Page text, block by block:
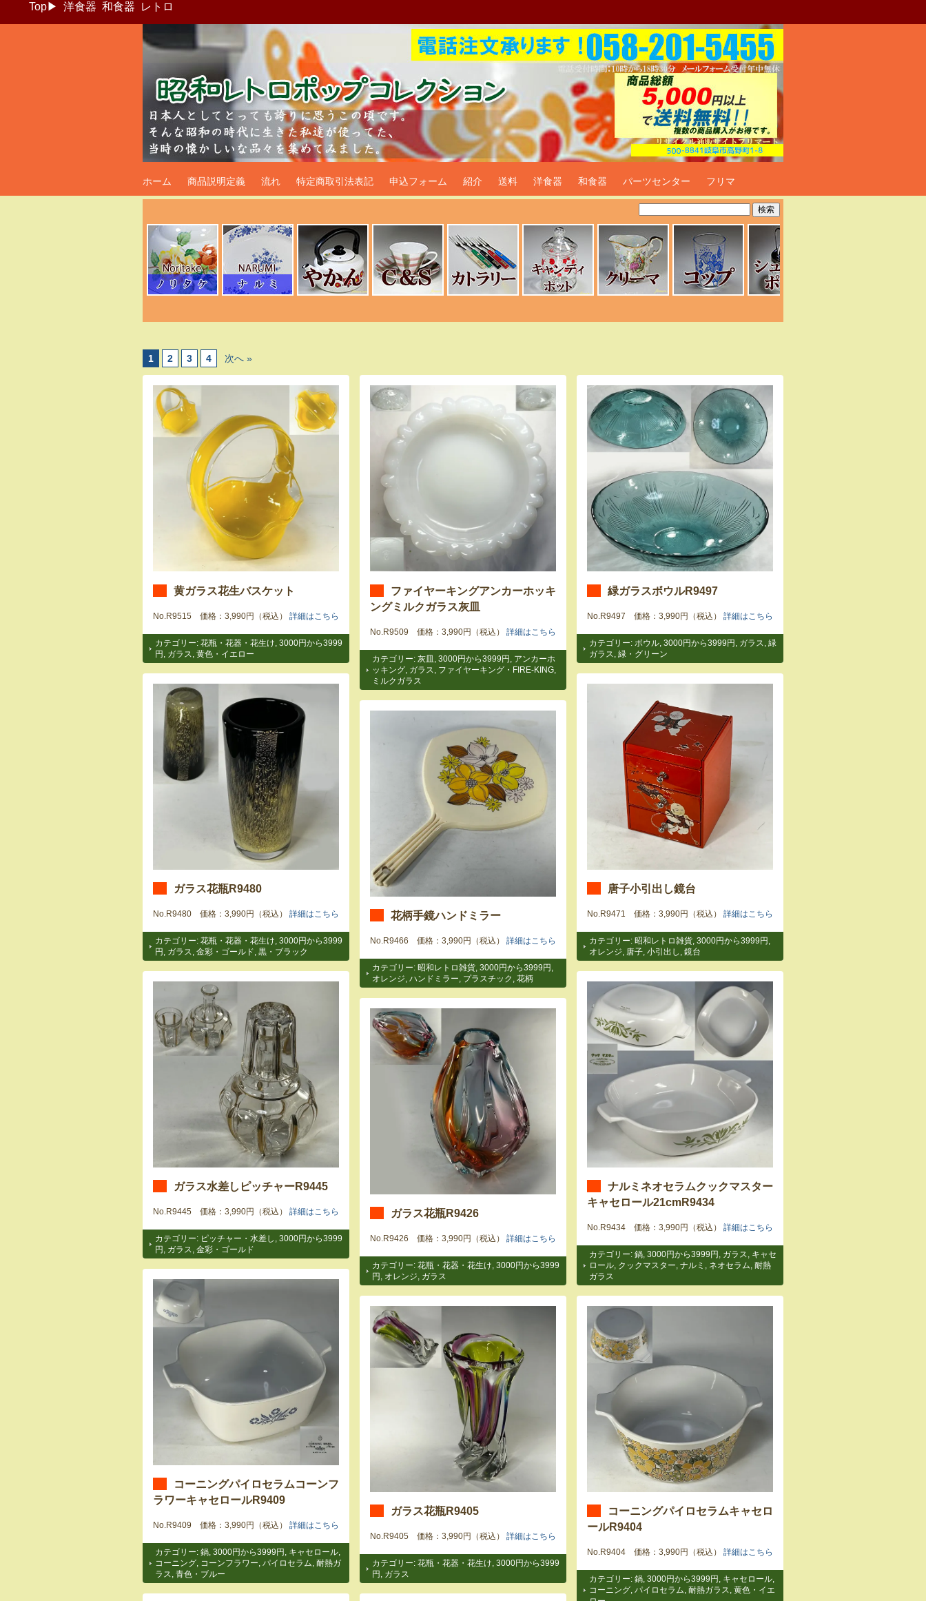
Top▶ 洋食器 和食器 レトロ
昭和レトロポップ食器生活雑貨通販＠フリマート
ホーム 商品説明定義 流れ 特定商取引法表記 申込フォーム 紹介 送料 洋食器 和食器 パーツセンター フリマ
1 2 3 4 次へ »
黄ガラス花生バスケット
No.R9515 価格：3,990円（税込） 詳細はこちら
カテゴリー: 花瓶・花器・花生け 3000円から3999
円
ガラス 黄色・イエロー
ファイヤーキングアンカーホッキ
ングミルクガラス灰皿
No.R9509 価格：3,990円（税込） 詳細はこちら
カテゴリー: 灰皿 3000円から3999円
アンカーホ
ッキング ガラス ファイヤーキング・FIRE-KING
ミルクガラス
緑ガラスボウルR9497
No.R9497 価格：3,990円（税込） 詳細はこちら
カテゴリー: ボウル 3000円から3999円 ガラス
緑
ガラス
緑・グリーン
ガラス花瓶R9480
No.R9480 価格：3,990円（税込） 詳細はこちら
カテゴリー: 花瓶・花器・花生け 3000円から3999
円
ガラス 金彩・ゴールド 黒・ブラック
唐子小引出し鏡台
No.R9471 価格：3,990円（税込） 詳細はこちら
カテゴリー: 昭和レトロ雑貨 3000円から3999円
オレンジ
唐子 小引出し 鏡台
花柄手鏡ハンドミラー
No.R9466 価格：3,990円（税込） 詳細はこちら
カテゴリー: 昭和レトロ雑貨 3000円から3999円
オレンジ ハンドミラー プラスチック 花柄
ガラス水差しピッチャーR9445
No.R9445 価格：3,990円（税込） 詳細はこちら
カテゴリー: ピッチャー・水差し
3000円から3999
円
ガラス 金彩・ゴールド
ナルミネオセラムクックマスター
キャセロール21cmR9434
No.R9434 価格：3,990円（税込） 詳細はこちら
カテゴリー: 鍋 3000円から3999円 ガラス
キャセ
ロール クックマスター ナルミ ネオセラム 耐熱
ガラス
ガラス花瓶R9426
No.R9426 価格：3,990円（税込） 詳細はこちら
カテゴリー: 花瓶・花器・花生け 3000円から3999
円
オレンジ ガラス
コーニングパイロセラムコーンフ
ラワーキャセロールR9409
No.R9409 価格：3,990円（税込） 詳細はこちら
カテゴリー: 鍋 3000円から3999円 キャセロール
コーニング
コーンフラワー パイロセラム 耐熱ガ
ラス
青色・ブルー
ガラス花瓶R9405
No.R9405 価格：3,990円（税込） 詳細はこちら
カテゴリー: 花瓶・花器・花生け 3000円から3999
円
ガラス
コーニングパイロセラムキャセロ
ールR9404
No.R9404 価格：3,990円（税込） 詳細はこちら
カテゴリー: 鍋 3000円から3999円 キャセロール
コーニング パイロセラム 耐熱ガラス
黄色・イエ